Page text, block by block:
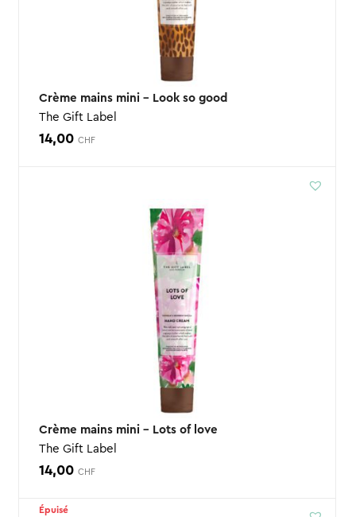
Crème mains mini – Look so good
The Gift Label
14,00 CHF
Crème mains mini – Lots of love
The Gift Label
14,00 CHF
Épuisé